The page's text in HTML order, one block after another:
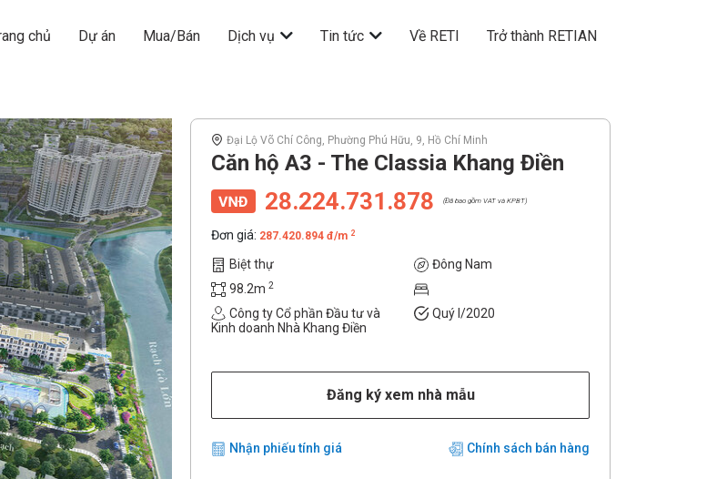
chủ Dự án Mua/Bán Dịch vụ Tin tức Về RETI Trở thành RETIAN
Đại Lộ Võ Chí Công, Phường Phú Hữu, 9, Hồ Chí Minh
Căn hộ A3 - The Classia Khang Điền
28.224.731.878 (Đã bao gồm VAT và KPBT)
Đơn giá: 287.420.894 đ/m 2
Biệt thự
Đông Nam
98.2m 2
Công ty Cổ phần Đầu tư và
Kinh doanh Nhà Khang Điền
Quý I/2020
Đăng ký xem nhà mẫu
Nhận phiếu tính giá Chính sách bán hàng